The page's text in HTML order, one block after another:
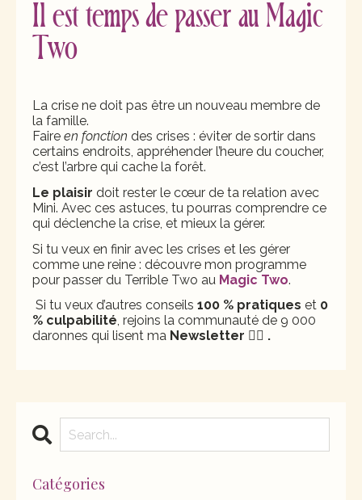
Il est temps de passer au Magic
Two
La crise ne doit pas être un nouveau membre de
la famille.
Faire en fonction des crises : éviter de sortir dans
certains endroits, appréhender l’heure du coucher,
c’est l’arbre qui cache la forêt.
Le plaisir doit rester le cœur de ta relation avec
Mini. Avec ces astuces, tu pourras comprendre ce
qui déclenche la crise, et mieux la gérer.
Si tu veux en finir avec les crises et les gérer
comme une reine : découvre mon programme
pour passer du Terrible Two au Magic Two.
Si tu veux d’autres conseils 100 % pratiques et 0
% culpabilité, rejoins la communauté de 9 000
daronnes qui lisent ma Newsletter 👇🏻 .
Catégories